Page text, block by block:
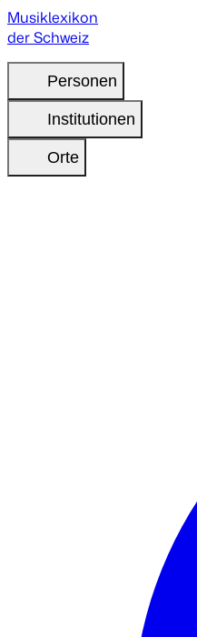
Musiklexikon
der Schweiz
Personen
Institutionen
Orte